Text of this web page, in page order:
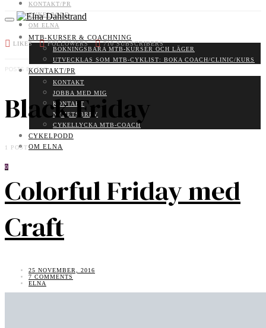
KONTAKT/PR
CYKELPODD
OM ELNA
LIKES FOLLOWERS 710 SUBSCRIBERS
MTB-KURSER & COACHNING
BOKNINGSBARA MTB-KURSER OCH LÄGER
UTVECKLAS SOM MTB-CYKLIST: BOKA COACH/CLINIC/KURS
KONTAKT/PR
KONTAKT
JOBBA MED MIG
KONTAKT
NYHETSBREV
CYKELLYCKA MTB-COACH
CYKELPODD
OM ELNA
0
POSTS BY TAG
Black Friday
1 POST
Colorful Friday med
Craft
25 NOVEMBER, 2016
7 COMMENTS
ELNA